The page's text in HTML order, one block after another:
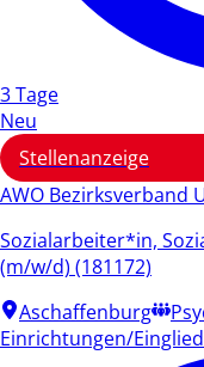
3 Tage
Neu
Stellenanzeige
AWO Bezirksverband
Sozialarbeiter*in,
(m/w/d) (181172)
Aschaffenburg
Einrichtungen/